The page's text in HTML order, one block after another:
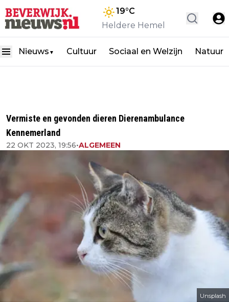
19°C
Heldere Hemel
Nieuws ▼ Cultuur Sociaal en Welzijn Natuur
Vermiste en gevonden dieren Dierenambulance
Kennemerland
22 OKT 2023, 19:56•ALGEMEEN
Unsplash